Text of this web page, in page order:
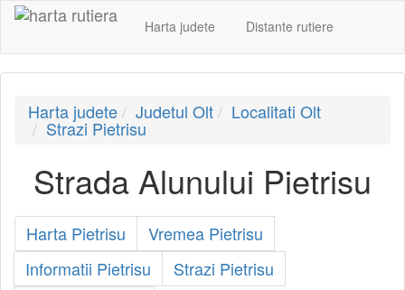
Harta judete Distante rutiere
Harta judete Judetul Olt Localitati Olt
Strazi Pietrisu
Strada Alunului Pietrisu
Harta Pietrisu
Vremea Pietrisu
Informatii Pietrisu
Strazi Pietrisu